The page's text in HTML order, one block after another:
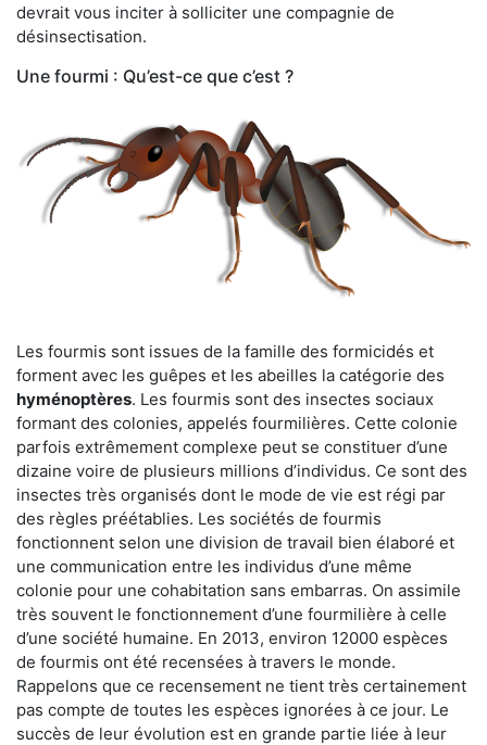
devrait vous inciter à solliciter une compagnie de
désinsectisation.
Une fourmi : Qu’est-ce que c’est ?
Les fourmis sont issues de la famille des formicidés et
forment avec les guêpes et les abeilles la catégorie des
hyménoptères. Les fourmis sont des insectes sociaux
formant des colonies, appelés fourmilières. Cette colonie
parfois extrêmement complexe peut se constituer d’une
dizaine voire de plusieurs millions d’individus. Ce sont des
insectes très organisés dont le mode de vie est régi par
des règles préétablies. Les sociétés de fourmis
fonctionnent selon une division de travail bien élaboré et
une communication entre les individus d’une même
colonie pour une cohabitation sans embarras. On assimile
très souvent le fonctionnement d’une fourmilière à celle
d’une société humaine. En 2013, environ 12000 espèces
de fourmis ont été recensées à travers le monde.
Rappelons que ce recensement ne tient très certainement
pas compte de toutes les espèces ignorées à ce jour. Le
succès de leur évolution est en grande partie liée à leur